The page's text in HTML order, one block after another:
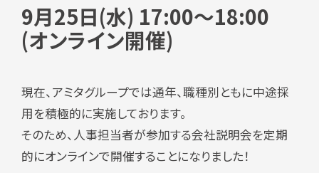
9月25日(水) 17:00～18:00
(オンライン開催)
現在、アミタグループでは通年、職種別ともに中途採
用を積極的に実施しております。
そのため、人事担当者が参加する会社説明会を定期
的にオンラインで開催することになりました！